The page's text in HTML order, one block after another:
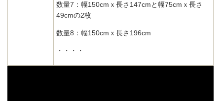
数量7：幅150cmｘ長さ147cmと幅75cmｘ長さ
49cmの2枚
数量8：幅150cmｘ長さ196cm
・・・・